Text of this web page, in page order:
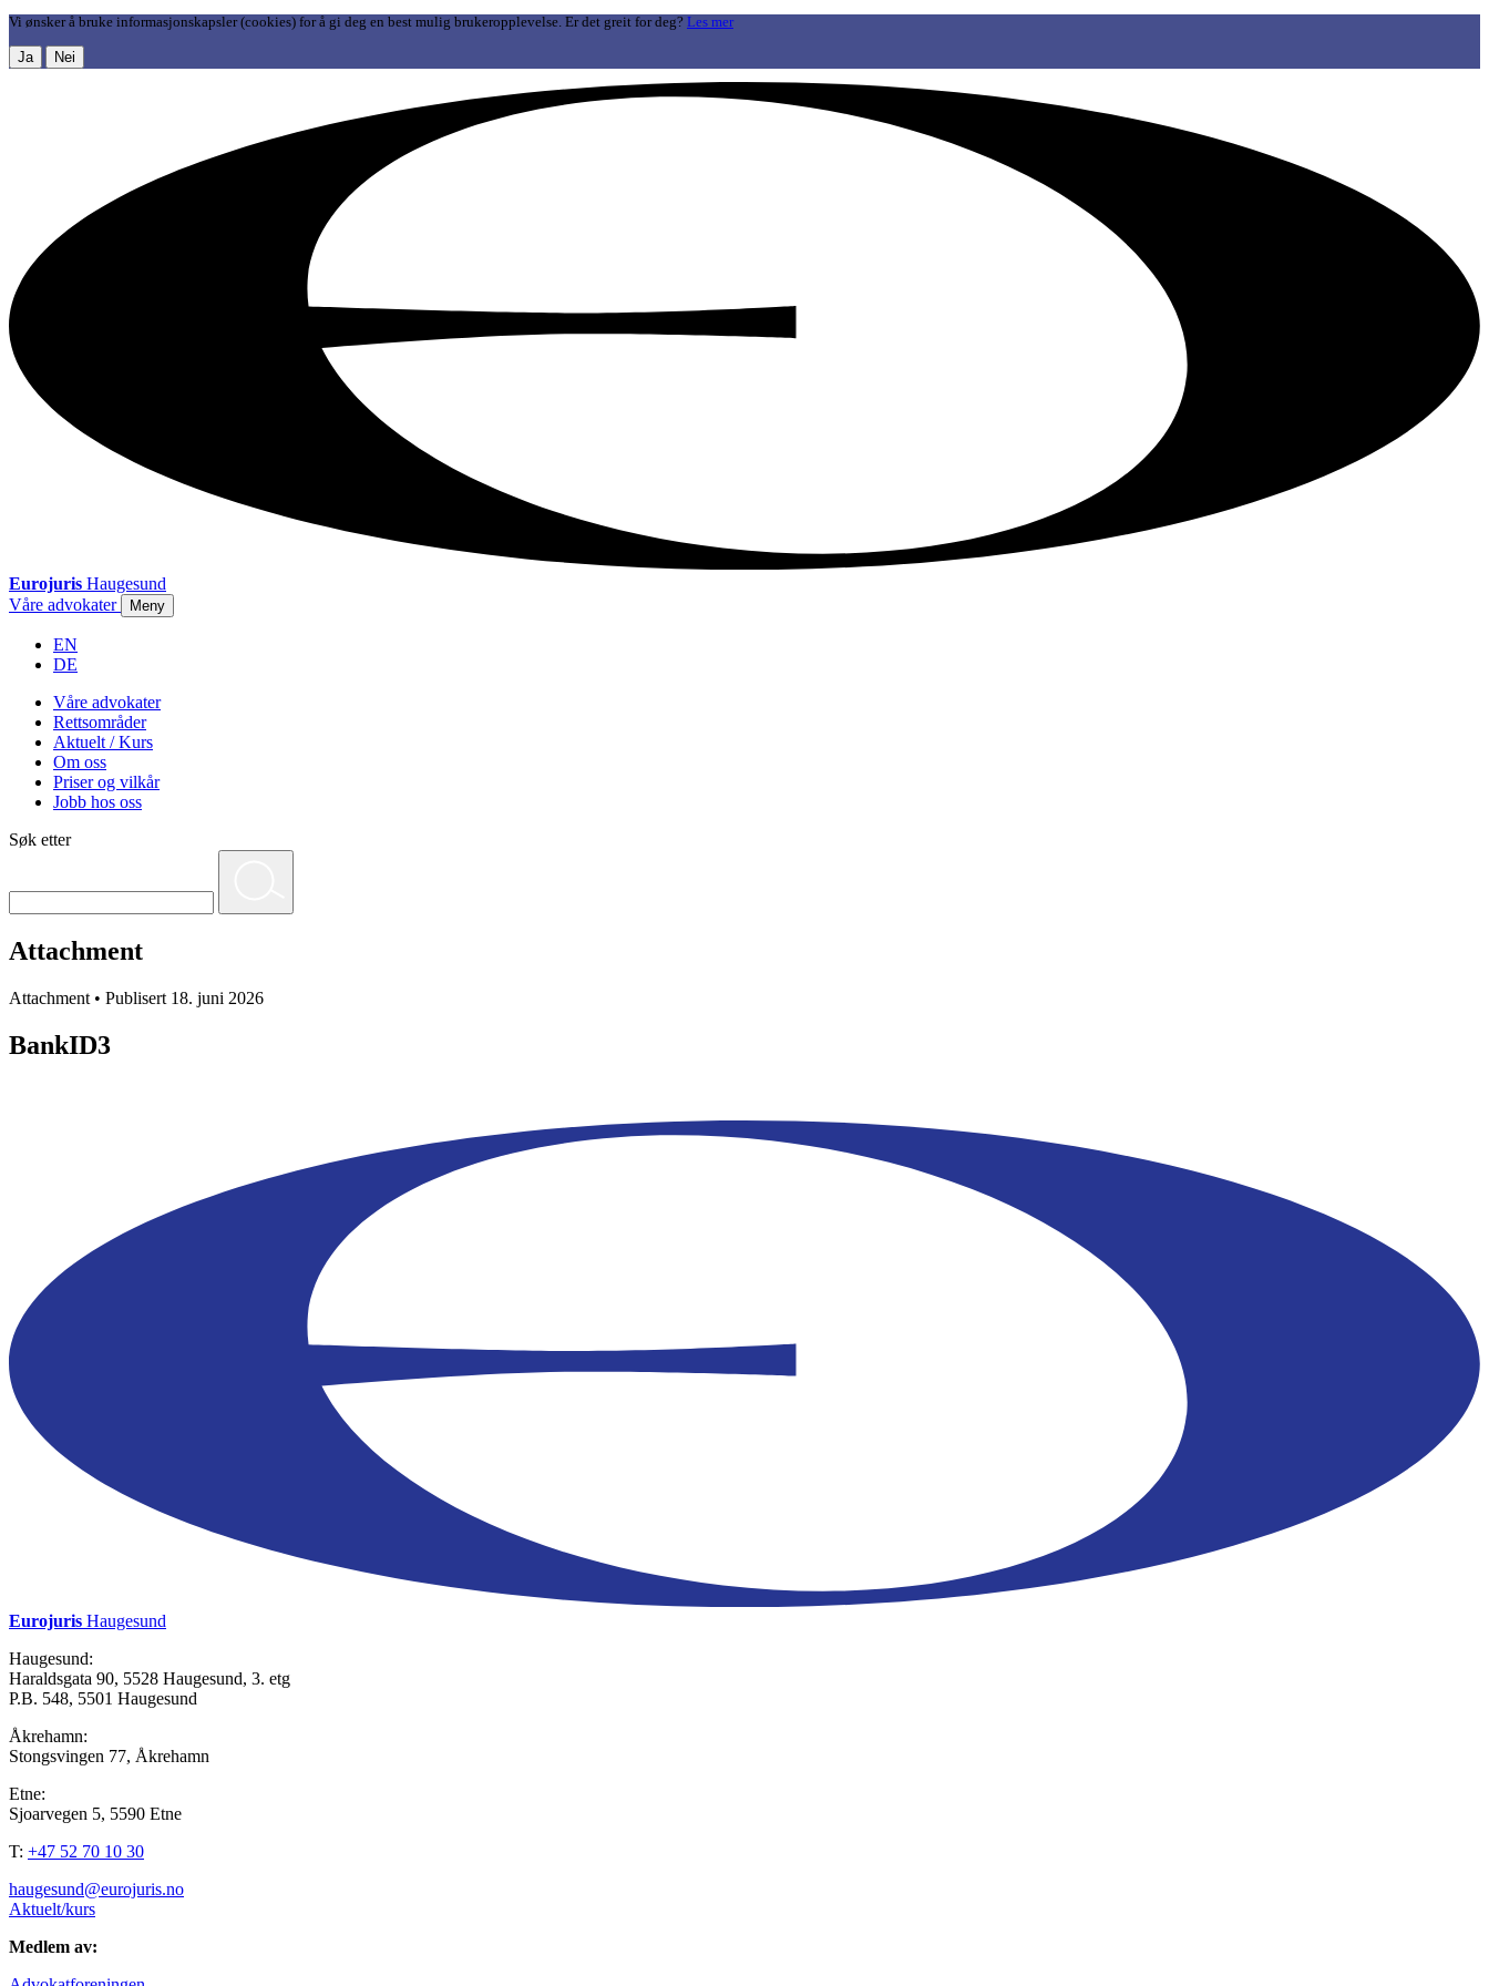
Vi ønsker å bruke informasjonskapsler (cookies) for å gi deg en best mulig brukeropplevelse. Er det greit for deg? Les mer
Ja Nei
Eurojuris Haugesund
Våre advokater
Meny
EN
DE
Våre advokater
Rettsområder
Aktuelt / Kurs
Om oss
Priser og vilkår
Jobb hos oss
Søk etter
Attachment
Attachment • Publisert 18. juni 2026
BankID3
Eurojuris Haugesund
Haugesund:
Haraldsgata 90, 5528 Haugesund, 3. etg
P.B. 548, 5501 Haugesund
Åkrehamn:
Stongsvingen 77, Åkrehamn
Etne:
Sjoarvegen 5, 5590 Etne
T: +47 52 70 10 30
haugesund@eurojuris.no
Aktuelt/kurs
Medlem av: